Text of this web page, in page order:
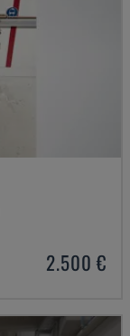
2.500 €